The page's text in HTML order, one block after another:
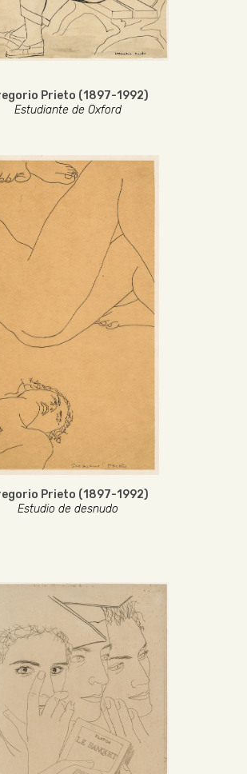
Prieto (1897-1992)
Estudiante de Oxford
Prieto (1897-1992)
Estudio de desnudo